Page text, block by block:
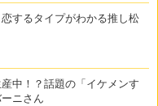
するタイプがわかる推し松
産中！？話題の「イケメンす
ニさん